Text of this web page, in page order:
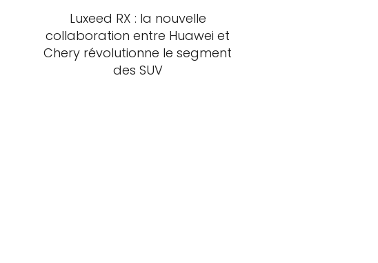
Luxeed RX : la nouvelle
collaboration entre Huawei et
Chery révolutionne le segment
des SUV